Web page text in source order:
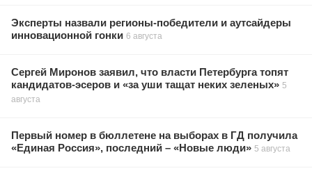
Эксперты назвали регионы-победители и аутсайдеры
инновационной гонки 6 августа
Сергей Миронов заявил, что власти Петербурга топят
кандидатов-эсеров и «за уши тащат неких зеленых» 5
августа
Первый номер в бюллетене на выборах в ГД получила
«Единая Россия», последний – «Новые люди» 5 августа